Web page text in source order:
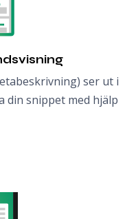
ser ut i
din snippet med hjälp